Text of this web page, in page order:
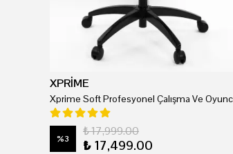
XPRİME
%3
₺ 17,999.00
₺ 17,499.00